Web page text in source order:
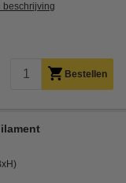
beschrijving
Bestellen